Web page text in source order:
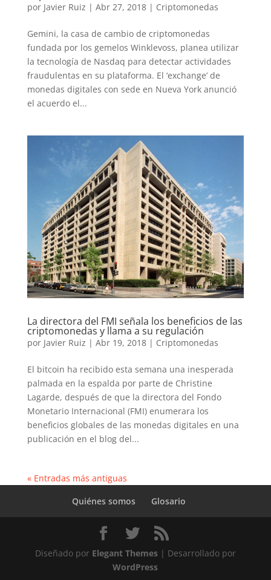
por Javier Ruiz | Abr 27, 2018| Criptomonedas
Gemini, la casa de cambio de criptomonedas
fundada por los gemelos Winklevoss, planea utilizar
la tecnología de Nasdaq para detectar actividades
fraudulentas en su plataforma. El ‘exchange’ de
monedas digitales con sede en Nueva York anunció
el acuerdo el...
La directora del FMI señala los beneficios de las
criptomonedas y llama a su regulación
por Javier Ruiz | Abr 19, 2018| Criptomonedas
El bitcoin ha recibido esta semana una inesperada
palmada en la espalda por parte de Christine
Lagarde, después de que la directora del Fondo
Monetario Internacional (FMI) enumerara los
beneficios globales de las monedas digitales en una
publicación en el blog del...
« Entradas más antiguas
Quiénes somos
Glosario
Diseñado por Elegant Themes| Desarrollado por
WordPress